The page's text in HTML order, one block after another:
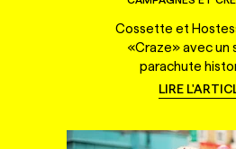
Cossette et
«Craze» avec un
parachute
LIRE